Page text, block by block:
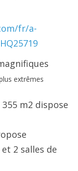
fr/a-
extrêmes
355 m2 dispose
2 salles de